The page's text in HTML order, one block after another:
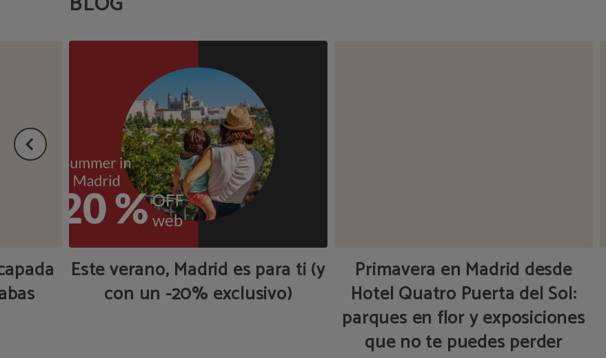
Este verano, Madrid es para ti (y
con un -20% exclusivo)
Primavera en Madrid desde
Hotel Quatro Puerta del Sol:
parques en flor y exposiciones
que no te puedes perder